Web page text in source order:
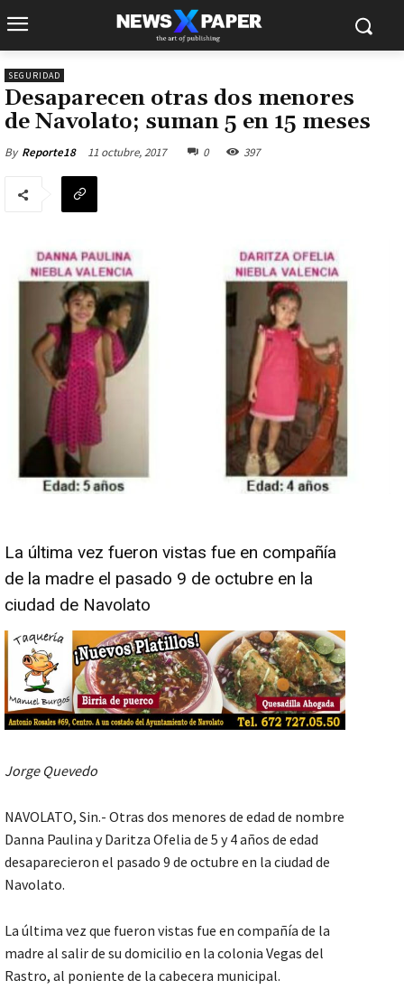
SEGURIDAD
Desaparecen otras dos menores
de Navolato; suman 5 en 15 meses
By Reporte18 11 octubre, 2017 0 397
La última vez fueron vistas fue en compañía
de la madre el pasado 9 de octubre en la
ciudad de Navolato
Jorge Quevedo
NAVOLATO, Sin.- Otras dos menores de edad de nombre
Danna Paulina y Daritza Ofelia de 5 y 4 años de edad
desaparecieron el pasado 9 de octubre en la ciudad de
Navolato.
La última vez que fueron vistas fue en compañía de la
madre al salir de su domicilio en la colonia Vegas del
Rastro, al poniente de la cabecera municipal.